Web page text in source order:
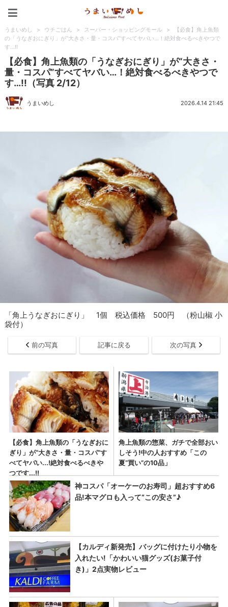
うまいめし > ウチごはん > スーパー・ショッピングモール >
【必食】角上魚類
の「うなぎおにぎり」が“大きさ・量・コスパ”すべてヤバい…！絶対食べるべきやつで
す…!!
【必食】角上魚類の「うなぎおにぎり」が“大きさ・
量・コスパ”すべてヤバい…！絶対食べるべきやつで
す…!!（写真 2/12）
うまいめし 2026.4.14 21:45
「角上うなぎおにぎり」 1個 税込価格 500円 （粉山椒 小
袋付）
前の写真 記事に戻る 次の写真